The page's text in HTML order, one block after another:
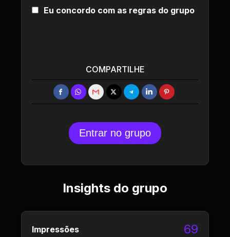
Eu concordo com as regras do grupo
COMPARTILHE
Entrar no grupo
Insights do grupo
Impressões 69